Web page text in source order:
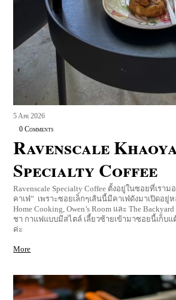
0 Comments
Ravenscale Khaoyai
Specialty Coffee
Ravenscale Specialty Coffee ตั้งอยู่ในซอยที่เรา
คาเฟ่” เพราะซอยเล็กๆเส้นนี้มีคาเฟ่ดังมาเปิดอยู่
Home Cooking, Owen’s Room และ The
ค่ะ
More